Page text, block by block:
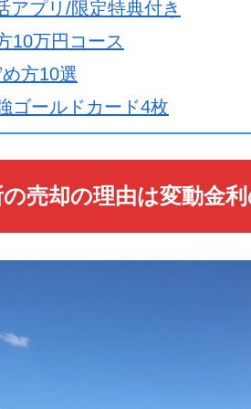
アプリ/限定特典付き
10万円コース
方10選
ゴールドカード4枚
売却の理由は変動金